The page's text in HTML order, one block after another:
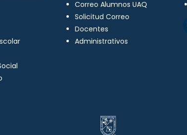
Correo Alumnos UAQ
Solicitud Correo
Docentes
Administrativos